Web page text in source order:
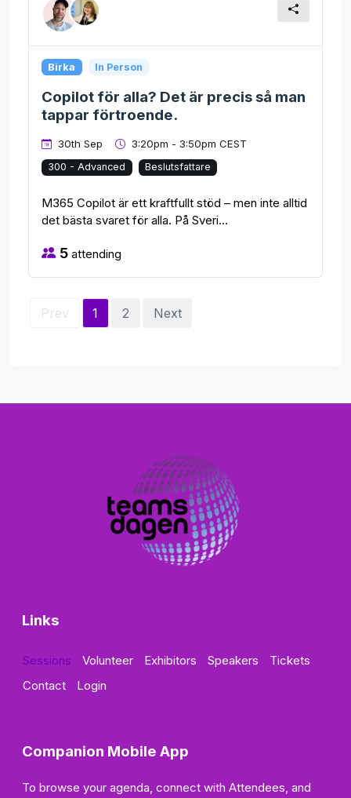
Birka In Person
Copilot för alla? Det är precis så man
tappar förtroende.
30th Sep 3:20pm - 3:50pm CEST
300 - Advanced Beslutsfattare
M365 Copilot är ett kraftfullt stöd – men inte alltid
det bästa svaret för alla. På Sveri...
5 attending
Prev 1 2 Next
Links
Sessions Volunteer Exhibitors Speakers
Tickets
Contact
Login
Companion Mobile App
To browse your agenda, connect with Attendees, and